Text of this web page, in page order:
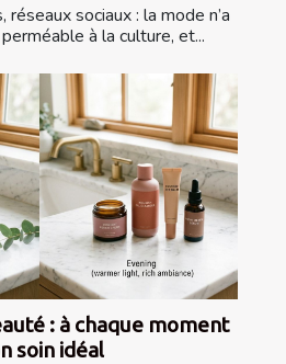
sociaux : la mode n’a
à la culture, et...
: à chaque moment
soin idéal